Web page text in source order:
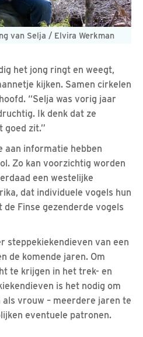
van Selja / Elvira Werkman
het jong ringt en weegt,
kijken. Samen cirkelen
“Selja was vorig jaar
Ik denk dat ze
goed zit.”
aan informatie hebben
Zo kan voorzichtig worden
een westelijke
dat individuele vogels hun
Finse gezenderde vogels
steppekiekendieven van een
de komende jaren. Om
te krijgen in het trek- en
is het nodig om
als vrouw – meerdere jaren te
eventuele patronen.